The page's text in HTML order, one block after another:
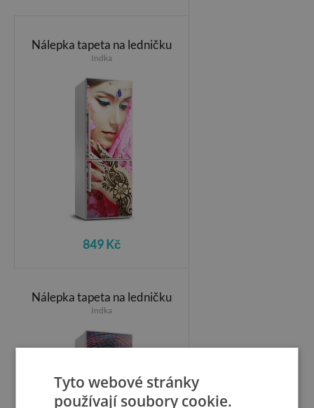
Nálepka tapeta na ledničku
Indka
849 Kč
Nálepka tapeta na ledničku
Indka
Tyto webové stránky
používají soubory cookie.